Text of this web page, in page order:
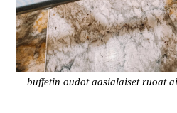
buffetin oudot aasialaiset ruoat